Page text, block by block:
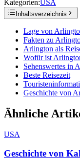
Kategorien:USA
Inhaltsverzeichnis
Lage von
Fakten zu
Arlington als
Wofür ist
Sehenswertes in
Beste Reisezeit
Geschichte von
Ähnliche
USA
Geschichte von